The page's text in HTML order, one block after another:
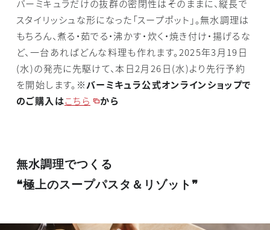
バーミキュラだけの抜群の密閉性はそのままに、縦長で
スタイリッシュな形になった「スープポット」。無水調理は
もちろん、煮る・茹でる・沸かす・炊く・焼き付け・揚げるな
ど、一台あればどんな料理も作れます。2025年3月19日
(水)の発売に先駆けて、本日2月26日(水)より先行予約
を開始します。 ※バーミキュラ公式オンラインショップで
のご購入はこちら から
無水調理でつくる
❝極上のスープパスタ＆リゾット❞